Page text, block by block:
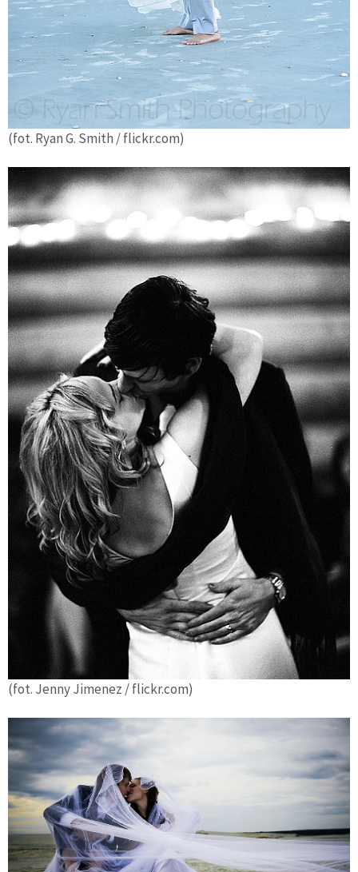
(fot. Ryan G. Smith / flickr.com)
(fot. Jenny Jimenez / flickr.com)